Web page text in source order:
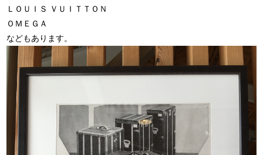
ＬＯＵＩＳ ＶＵＩＴＴＯＮ
ＯＭＥＧＡ
などもあります。